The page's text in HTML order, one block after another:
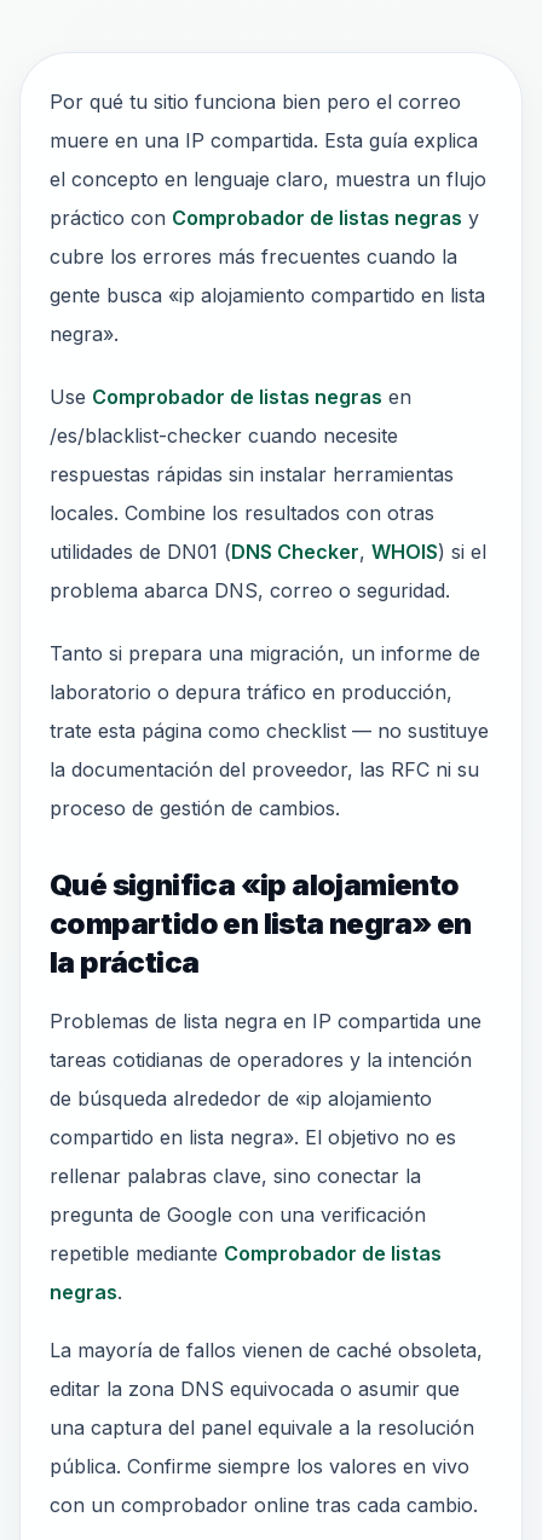
Por qué tu sitio funciona bien pero el correo
muere en una IP compartida. Esta guía explica
el concepto en lenguaje claro, muestra un flujo
práctico con Comprobador de listas negras y
cubre los errores más frecuentes cuando la
gente busca «ip alojamiento compartido en lista
negra».
Use Comprobador de listas negras en
/es/blacklist-checker cuando necesite
respuestas rápidas sin instalar herramientas
locales. Combine los resultados con otras
utilidades de DN01 (DNS Checker, WHOIS) si el
problema abarca DNS, correo o seguridad.
Tanto si prepara una migración, un informe de
laboratorio o depura tráfico en producción,
trate esta página como checklist — no sustituye
la documentación del proveedor, las RFC ni su
proceso de gestión de cambios.
Qué significa «ip alojamiento
compartido en lista negra» en
la práctica
Problemas de lista negra en IP compartida une
tareas cotidianas de operadores y la intención
de búsqueda alrededor de «ip alojamiento
compartido en lista negra». El objetivo no es
rellenar palabras clave, sino conectar la
pregunta de Google con una verificación
repetible mediante Comprobador de listas
negras.
La mayoría de fallos vienen de caché obsoleta,
editar la zona DNS equivocada o asumir que
una captura del panel equivale a la resolución
pública. Confirme siempre los valores en vivo
con un comprobador online tras cada cambio.